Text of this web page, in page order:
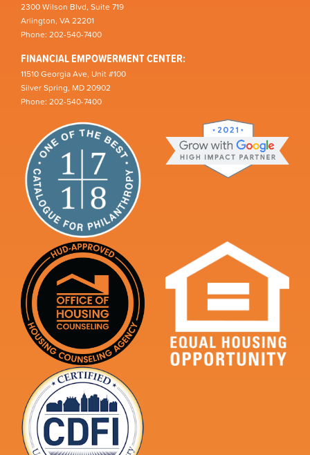
2300 Wilson Blvd, Suite 719
Arlington, VA 22201
Phone: 202-540-7400
FINANCIAL EMPOWERMENT CENTER:
11510 Georgia Ave, Unit #100
Silver Spring, MD 20902
Phone: 202-540-7400